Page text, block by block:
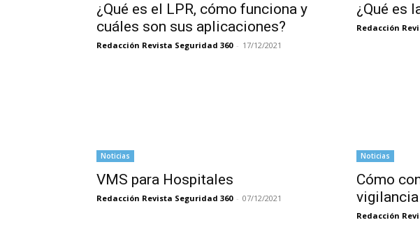
¿Qué es el LPR, cómo funciona y
cuáles son sus aplicaciones?
Redacción Revista Seguridad 360 - 17/12/2021
¿Qué es
Redacción
Noticias
VMS para Hospitales
Redacción Revista Seguridad 360 - 07/12/2021
Noticias
Cómo
Redacción